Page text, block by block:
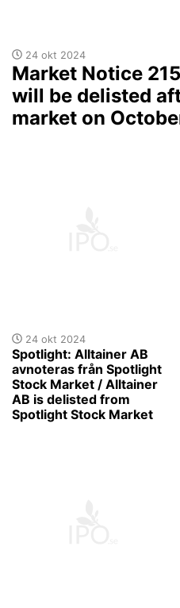
24 okt 2024
Market Notice
will be delisted
market on
24 okt 2024
Spotlight: Alltainer AB
avnoteras från Spotlight
Stock Market / Alltainer
AB is delisted from
Spotlight Stock Market